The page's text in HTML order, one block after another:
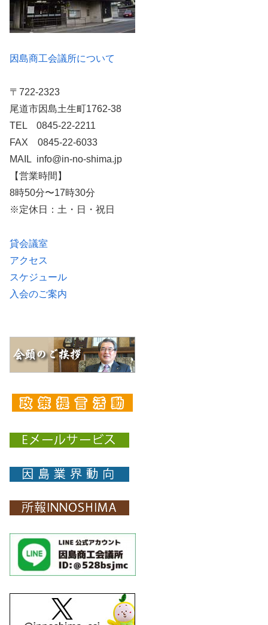
因島商工会議所について
〒722-2323
尾道市因島土生町1762-38
TEL 0845-22-2211
FAX 0845-22-6033
MAIL info@in-no-shima.jp
【営業時間】
8時50分〜17時30分
※定休日：土・日・祝日
貸会議室
アクセス
スケジュール
入会のご案内